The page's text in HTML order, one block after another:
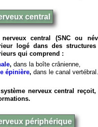
central
nerveux central (SNC ou
logé dans des
qui comprend :
, dans la boîte crânienne,
épinière, dans le canal vertébral.
nerveux central
périphérique